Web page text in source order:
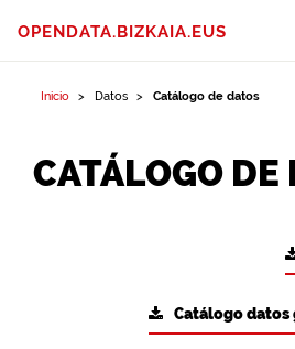
OPENDATA.BIZKAIA.EUS
Inicio Datos Catálogo de datos
CATÁLOGO DE
Catálogo